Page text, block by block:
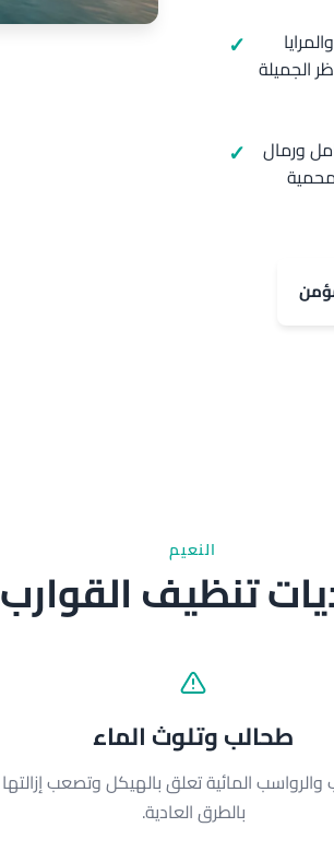
الجميلة
ورمال
النعيم
تنظيف القوارب
طحالب وتلوث الماء
والرواسب المائية تعلق بالهيكل وتصعب إزالتها
بالطرق العادية.